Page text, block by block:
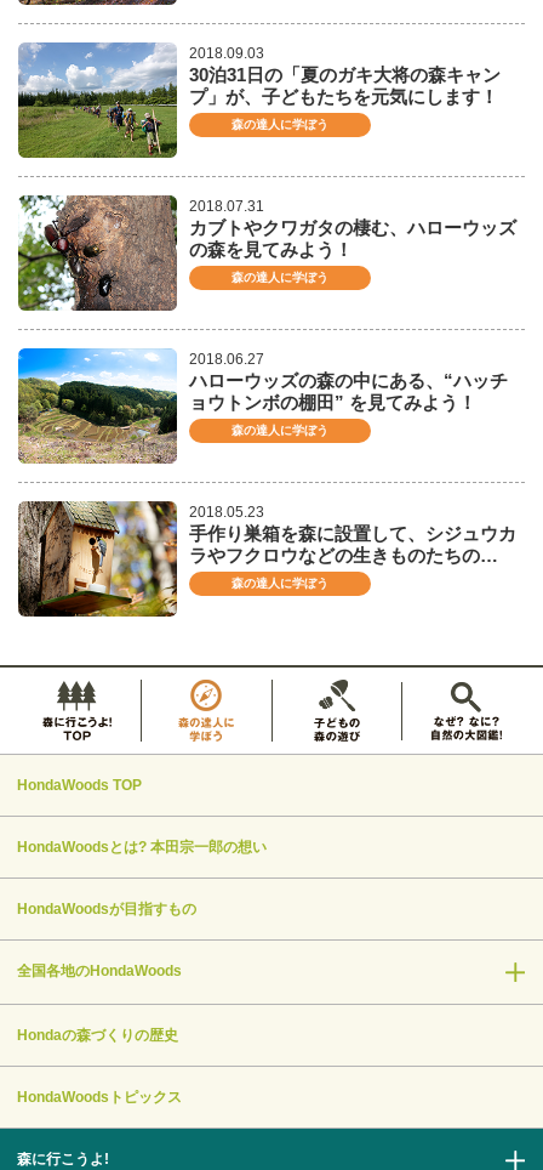
2018.09.03
30泊31日の「夏のガキ大将の森キャン
プ」が、子どもたちを元気にします！
森の達人に学ぼう
2018.07.31
カブトやクワガタの棲む、ハローウッズ
の森を見てみよう！
森の達人に学ぼう
2018.06.27
ハローウッズの森の中にある、“ハッチ
ョウトンボの棚田” を見てみよう！
森の達人に学ぼう
2018.05.23
手作り巣箱を森に設置して、シジュウカ
ラやフクロウなどの生きものたちの…
森の達人に学ぼう
HondaWoods TOP
HondaWoodsとは? 本田宗一郎の想い
HondaWoodsが目指すもの
全国各地のHondaWoods
Hondaの森づくりの歴史
HondaWoodsトピックス
森に行こうよ!